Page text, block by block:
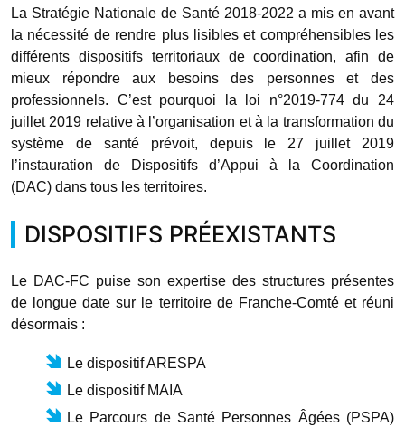
La Stratégie Nationale de Santé 2018-2022 a mis en avant
la nécessité de rendre plus lisibles et compréhensibles les
différents dispositifs territoriaux de coordination, afin de
mieux répondre aux besoins des personnes et des
professionnels. C’est pourquoi la loi n°2019-774 du 24
juillet 2019 relative à l’organisation et à la transformation du
système de santé prévoit, depuis le 27 juillet 2019
l’instauration de Dispositifs d’Appui à la Coordination
(DAC) dans tous les territoires.
DISPOSITIFS PRÉEXISTANTS
Le DAC-FC puise son expertise des structures présentes
de longue date sur le territoire de Franche-Comté et réuni
désormais :
Le dispositif ARESPA
Le dispositif MAIA
Le Parcours de Santé Personnes Âgées (PSPA)